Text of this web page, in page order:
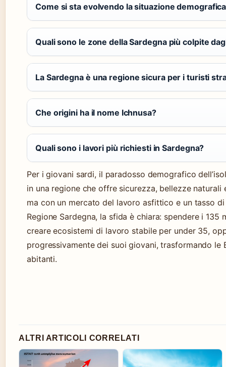
Come si sta evolvendo la situazione
Quali sono le zone della Sardegna più colpite
La Sardegna è una regione sicura per i turisti
Che origini ha il nome Ichnusa?
Quali sono i lavori più richiesti in Sardegna?
Per i giovani sardi, il paradosso demografico
in una regione che offre sicurezza, bellezze
ma con un mercato del lavoro asfittico e un tasso
Regione Sardegna, la sfida è chiara: spendere i
creare ecosistemi di lavoro stabile per under 35,
progressivamente dei suoi giovani, trasformando le
abitanti.
ALTRI ARTICOLI CORRELATI